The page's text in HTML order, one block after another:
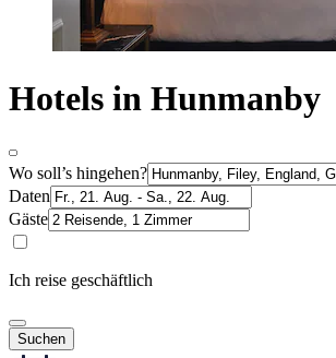
Hotels in Hunmanby
Wo soll’s hingehen?
Daten
Gäste
Ich reise geschäftlich
Suchen